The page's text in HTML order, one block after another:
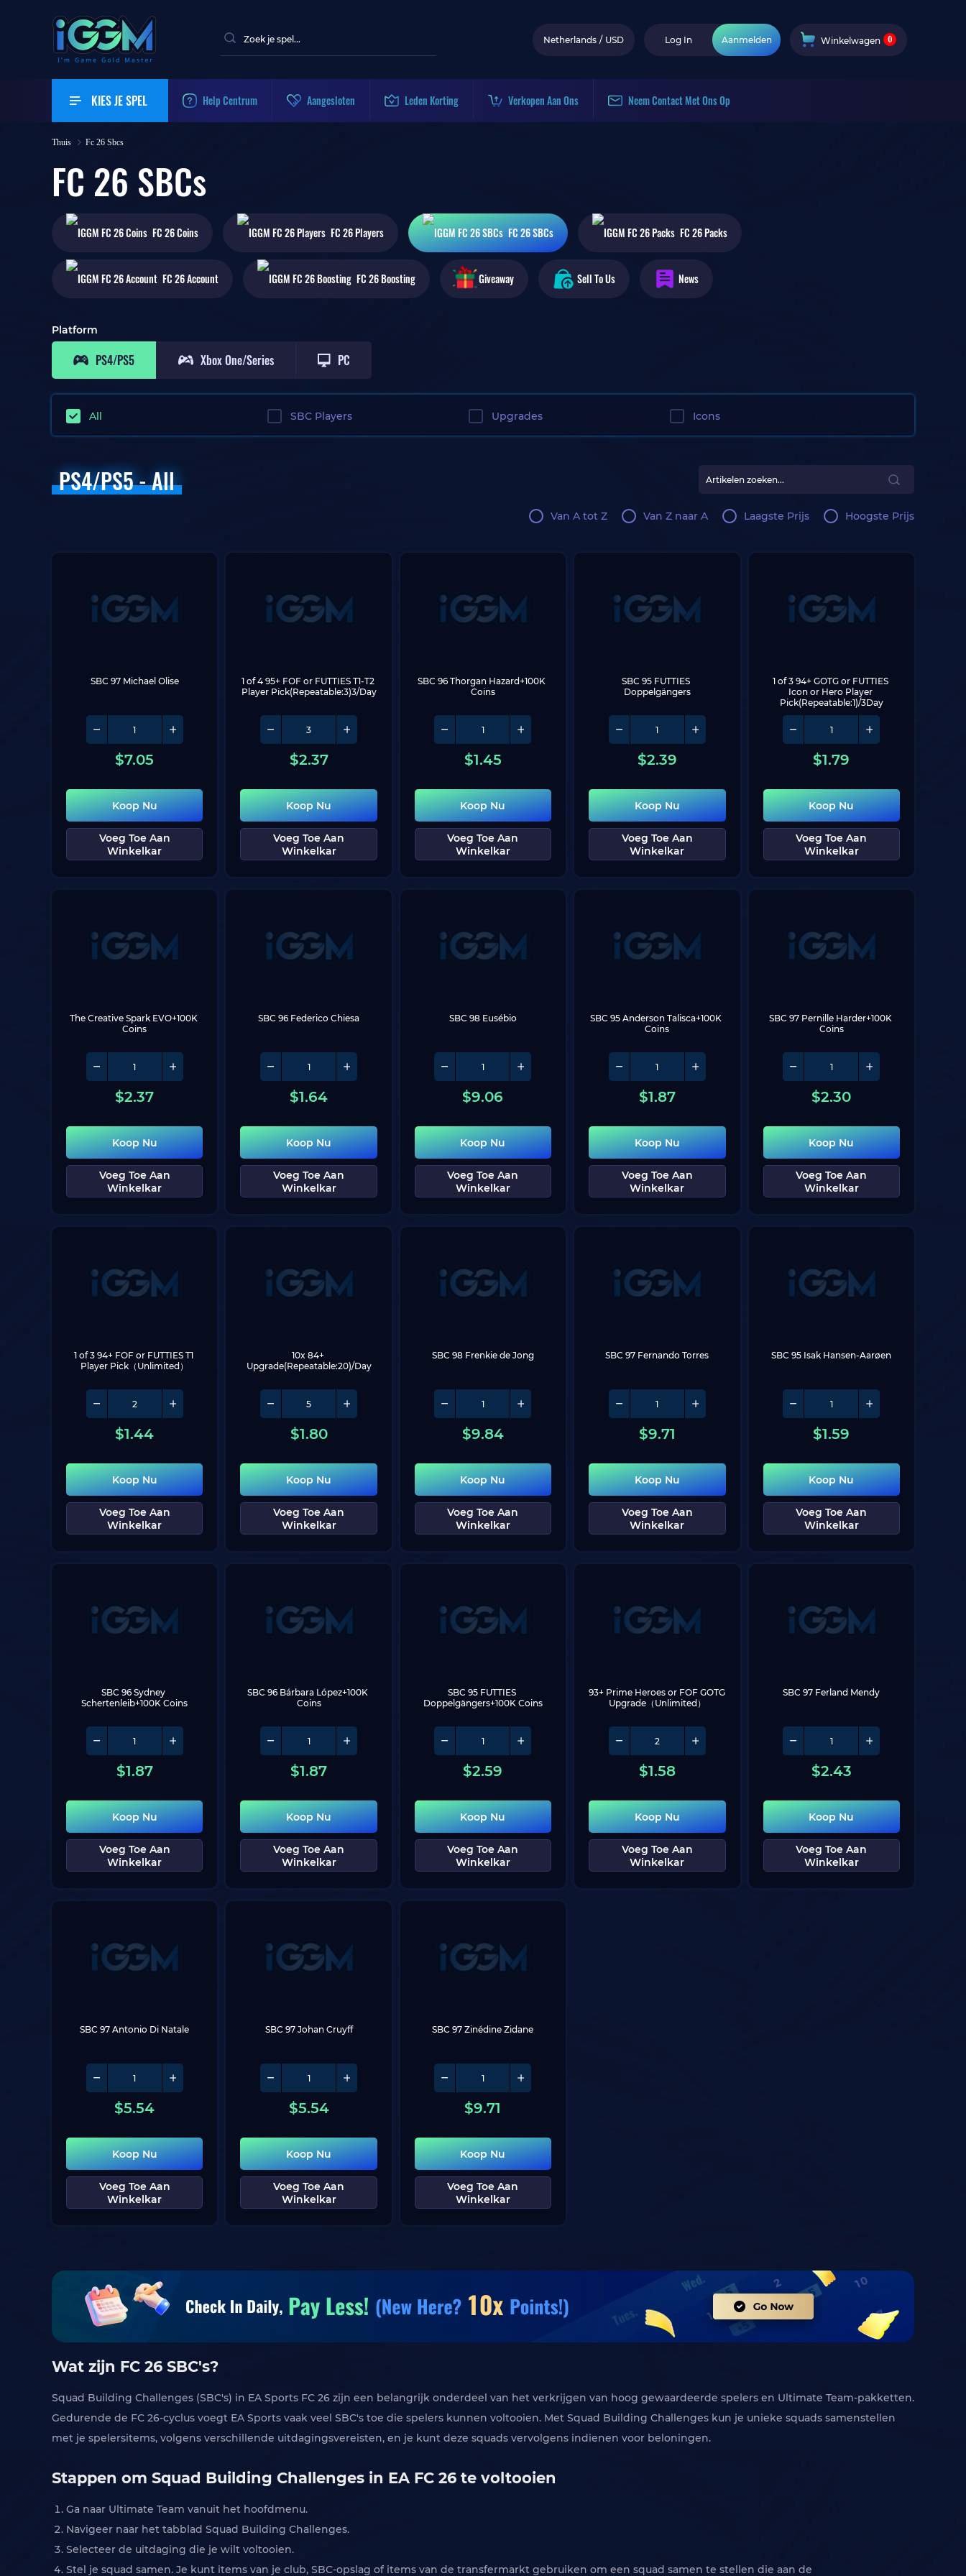
Netherlands / USD Log In Aanmelden Winkelwagen 0
KIES JE SPEL Help Centrum Aangesloten Leden Korting Verkopen Aan Ons Neem Contact Met Ons Op
Thuis Fc 26 Sbcs
FC 26 SBCs
FC 26Coins FC 26Players FC 26SBCs FC 26Packs
FC 26Account FC 26Boosting Giveaway Sell To Us News
Platform
PS4/PS5 Xbox One/Series PC
All SBC Players Upgrades Icons
PS4/PS5 - All
Van A tot Z Van Z naar A Laagste Prijs Hoogste Prijs
SBC 97 Michael Olise
$7.05
Koop Nu
Voeg Toe Aan
Winkelkar
1 of 4 95+ FOF or FUTTIES T1-T2
Player Pick(Repeatable:3)3/Day
$2.37
Koop Nu
Voeg Toe Aan
Winkelkar
SBC 96 Thorgan Hazard+100K
Coins
$1.45
Koop Nu
Voeg Toe Aan
Winkelkar
SBC 95 FUTTIES
Doppelgängers
$2.39
Koop Nu
Voeg Toe Aan
Winkelkar
1 of 3 94+ GOTG or FUTTIES
Icon or Hero Player
Pick(Repeatable:1)/3Day
$1.79
Koop Nu
Voeg Toe Aan
Winkelkar
The Creative Spark EVO+100K
Coins
$2.37
Koop Nu
Voeg Toe Aan
Winkelkar
SBC 96 Federico Chiesa
$1.64
Koop Nu
Voeg Toe Aan
Winkelkar
SBC 98 Eusébio
$9.06
Koop Nu
Voeg Toe Aan
Winkelkar
SBC 95 Anderson Talisca+100K
Coins
$1.87
Koop Nu
Voeg Toe Aan
Winkelkar
SBC 97 Pernille Harder+100K
Coins
$2.30
Koop Nu
Voeg Toe Aan
Winkelkar
1 of 3 94+ FOF or FUTTIES T1
Player Pick（Unlimited）
$1.44
Koop Nu
Voeg Toe Aan
Winkelkar
10x 84+
Upgrade(Repeatable:20)/Day
$1.80
Koop Nu
Voeg Toe Aan
Winkelkar
SBC 98 Frenkie de Jong
$9.84
Koop Nu
Voeg Toe Aan
Winkelkar
SBC 97 Fernando Torres
$9.71
Koop Nu
Voeg Toe Aan
Winkelkar
SBC 95 Isak Hansen-Aarøen
$1.59
Koop Nu
Voeg Toe Aan
Winkelkar
SBC 96 Sydney
Schertenleib+100K Coins
$1.87
Koop Nu
Voeg Toe Aan
Winkelkar
SBC 96 Bárbara López+100K
Coins
$1.87
Koop Nu
Voeg Toe Aan
Winkelkar
SBC 95 FUTTIES
Doppelgängers+100K Coins
$2.59
Koop Nu
Voeg Toe Aan
Winkelkar
93+ Prime Heroes or FOF GOTG
Upgrade（Unlimited）
$1.58
Koop Nu
Voeg Toe Aan
Winkelkar
SBC 97 Ferland Mendy
$2.43
Koop Nu
Voeg Toe Aan
Winkelkar
SBC 97 Antonio Di Natale
$5.54
Koop Nu
Voeg Toe Aan
Winkelkar
SBC 97 Johan Cruyff
$5.54
Koop Nu
Voeg Toe Aan
Winkelkar
SBC 97 Zinédine Zidane
$9.71
Koop Nu
Voeg Toe Aan
Winkelkar
Wat zijn FC 26 SBC's?
Squad Building Challenges (SBC's) in EA Sports FC 26 zijn een belangrijk onderdeel van het verkrijgen van hoog gewaardeerde spelers en Ultimate Team-pakketten.
Gedurende de FC 26-cyclus voegt EA Sports vaak veel SBC's toe die spelers kunnen voltooien. Met Squad Building Challenges kun je unieke squads samenstellen
met je spelersitems, volgens verschillende uitdagingsvereisten, en je kunt deze squads vervolgens indienen voor beloningen.
Stappen om Squad Building Challenges in EA FC 26 te voltooien
Ga naar Ultimate Team vanuit het hoofdmenu.
Navigeer naar het tabblad Squad Building Challenges.
Selecteer de uitdaging die je wilt voltooien.
Stel je squad samen. Je kunt items van je club, SBC-opslag of items van de transfermarkt gebruiken om een ​​squad samen te stellen die aan de